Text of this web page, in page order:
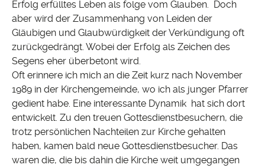
Erfolg erfülltes Leben als folge vom Glauben. Doch
aber wird der Zusammenhang von Leiden der
Gläubigen und Glaubwürdigkeit der Verkündigung oft
zurückgedrängt. Wobei der Erfolg als Zeichen des
Segens eher überbetont wird.
Oft erinnere ich mich an die Zeit kurz nach November
1989 in der Kirchengemeinde, wo ich als junger Pfarrer
gedient habe. Eine interessante Dynamik hat sich dort
entwickelt. Zu den treuen Gottesdienstbesuchern, die
trotz persönlichen Nachteilen zur Kirche gehalten
haben, kamen bald neue Gottesdienstbesucher. Das
waren die, die bis dahin die Kirche weit umgegangen